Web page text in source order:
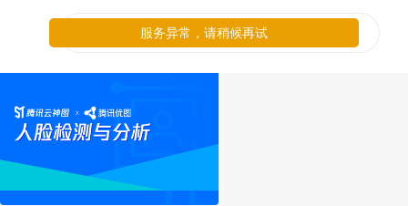
服务异常，请稍候再试